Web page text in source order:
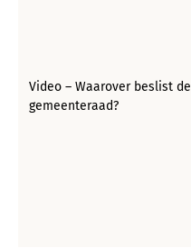
Video – Waarover beslist de
gemeenteraad?